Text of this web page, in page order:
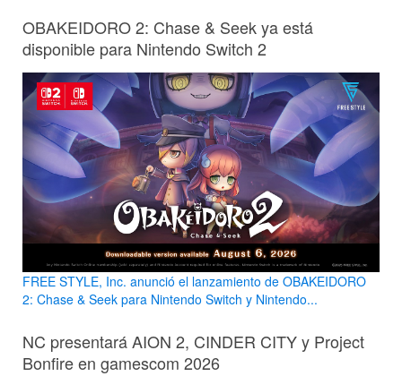
OBAKEIDORO 2: Chase & Seek ya está
disponible para Nintendo Switch 2
FREE STYLE, Inc. anunció el lanzamiento de OBAKEIDORO
2: Chase & Seek para Nintendo Switch y Nintendo...
NC presentará AION 2, CINDER CITY y Project
Bonfire en gamescom 2026